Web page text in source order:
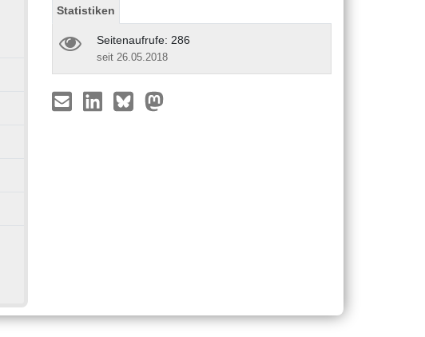
Statistiken
Seitenaufrufe: 286
seit 26.05.2018